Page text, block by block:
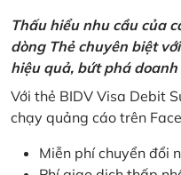
Thấu hiểu nhu cầu của
dòng Thẻ chuyên biệt
hiệu quả, bứt phá
Với thẻ BIDV Visa Debit
chạy quảng cáo trên
Miễn phí chuyển đổi